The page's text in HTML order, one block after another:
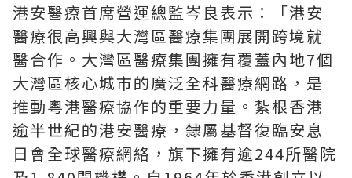
港安醫療首席營運總監岑良表示：「港安
醫療很高興與大灣區醫療集團展開跨境就
醫合作。大灣區醫療集團擁有覆蓋內地7個
大灣區核心城市的廣泛全科醫療網路，是
推動粵港醫療協作的重要力量。紮根香港
逾半世紀的港安醫療，隸屬基督復臨安息
日會全球醫療網絡，旗下擁有逾244所醫院